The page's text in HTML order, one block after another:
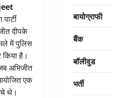
दीपके
में पुलिस
किया है।
अभिजीत
एक
थे।
बायोग्राफी
बैंक
बॉलीवुड
भर्ती